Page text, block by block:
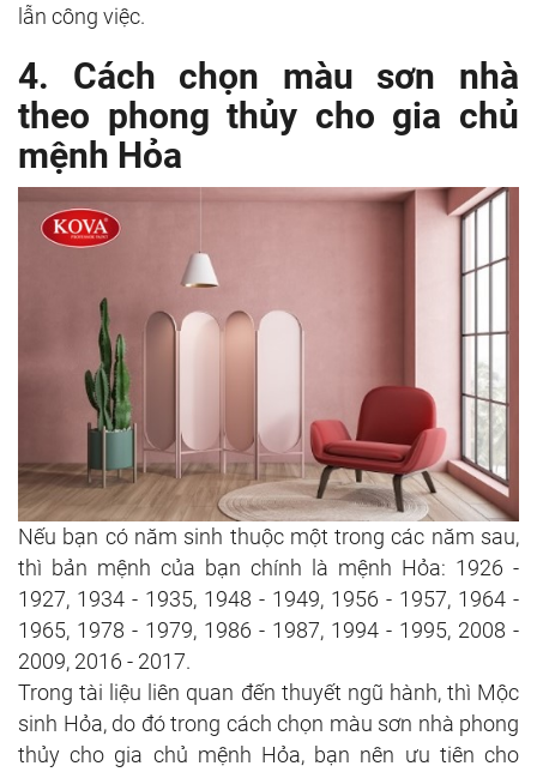
lẫn công việc.
4. Cách chọn màu sơn nhà
theo phong thủy cho gia chủ
mệnh Hỏa
Nếu bạn có năm sinh thuộc một trong các năm sau,
thì bản mệnh của bạn chính là mệnh Hỏa: 1926 -
1927, 1934 - 1935, 1948 - 1949, 1956 - 1957, 1964 -
1965, 1978 - 1979, 1986 - 1987, 1994 - 1995, 2008 -
2009, 2016 - 2017.
Trong tài liệu liên quan đến thuyết ngũ hành, thì Mộc
sinh Hỏa, do đó trong cách chọn màu sơn nhà phong
thủy cho gia chủ mệnh Hỏa, bạn nên ưu tiên cho